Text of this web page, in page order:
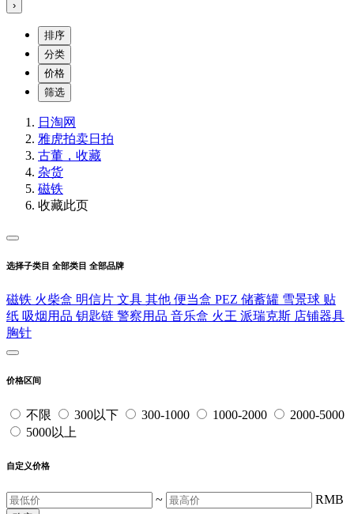
›
排序
分类
价格
筛选
日淘网
雅虎拍卖日拍
古董，收藏
杂货
磁铁
收藏此页
选择子类目 全部类目 全部品牌
磁铁 火柴盒 明信片 文具 其他 便当盒 PEZ 储蓄罐 雪景球 贴
纸 吸烟用品 钥匙链 警察用品 音乐盒 火王 派瑞克斯 店铺器具
胸针
价格区间
不限 300以下 300-1000 1000-2000
2000-5000
5000以上
自定义价格
~ RMB